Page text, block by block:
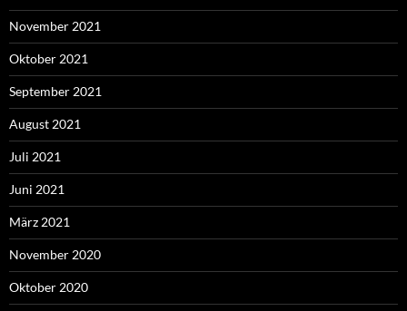
November 2021
Oktober 2021
September 2021
August 2021
Juli 2021
Juni 2021
März 2021
November 2020
Oktober 2020